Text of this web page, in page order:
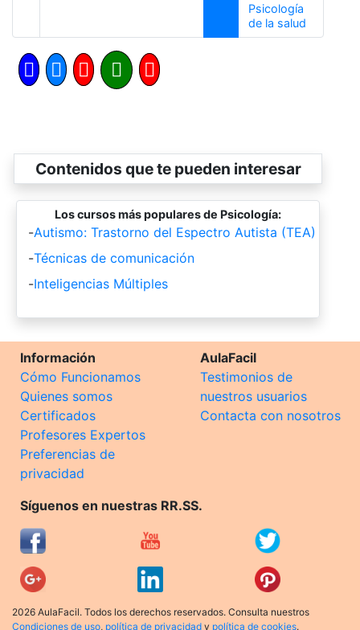
Psicología
de la saludSiguiente
Contenidos que te pueden interesar
Los cursos más populares de Psicología:
-Autismo: Trastorno del Espectro Autista (TEA)
-Técnicas de comunicación
-Inteligencias Múltiples
Información
Cómo Funcionamos
Quienes somos
Certificados
Profesores Expertos
Preferencias de
privacidad
AulaFacil
Testimonios de
nuestros usuarios
Contacta con nosotros
Síguenos en nuestras RR.SS.
2026 AulaFacil. Todos los derechos reservados. Consulta nuestros
Condiciones de uso, política de privacidad y política de cookies.